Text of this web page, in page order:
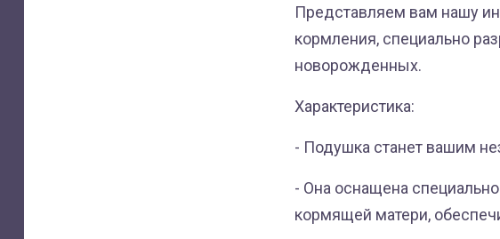
Представляем вам нашу
кормления, специально
новорожденных.
Характеристика:
- Подушка станет вашим
- Она оснащена
кормящей матери,